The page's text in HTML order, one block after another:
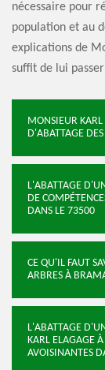
nécessaire pour
population et au
explications de
suffit de lui
MONSIEUR
D'ABATTAGE
L'ABATTAGE
DE
DANS LE 73500
CE QU'IL FAUT
ARBRES À
L'ABATTAGE
KARL ELAGAGE
AVOISINANTES